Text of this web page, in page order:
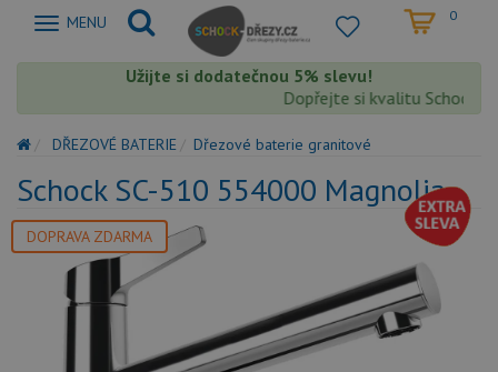
Zobrazit
MENU 0
Užijte si dodatečnou 5% slevu!
Dopřejte si kvalitu Schock s
DŘEZOVÉ BATERIE Dřezové baterie granitové
Schock SC-510 554000 Magnolia
DOPRAVA ZDARMA